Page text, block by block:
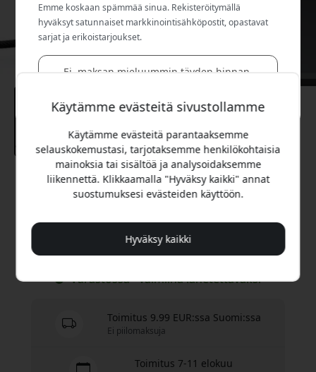
Suositeltava hinta
27.99 EUR
Osta nyt
Varastossa - valmiina lähetettäväksi
Toimitus 9.99 EUR:ssa Suomi:ssa
Ei piilomaksuja
Toimitus 7-11 elokuu
Käytämme evästeitä sivustollamme
Käytämme evästeitä parantaaksemme
selauskokemustasi, tarjotaksemme henkilökohtaisia
mainoksia tai sisältöä ja analysoidaksemme
liikennettä. Klikkaamalla "Hyväksy kaikki" annat
suostumuksesi evästeiden käyttöön.
Hyväksy kaikki
Emme koskaan spämmää sinua. Rekisteröitymällä
hyväksyt satunnaiset markkinointisähköpostit, opastavat
sarjat ja erikoistarjoukset.
Ei, maksan mieluummin täyden hinnan.